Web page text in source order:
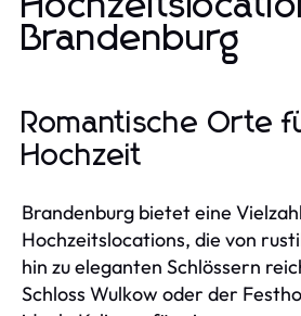
Brandenburg
Romantische Orte
Hochzeit
Brandenburg bietet eine
Hochzeitslocations, die von
hin zu eleganten Schlössern
Schloss Wulkow oder der